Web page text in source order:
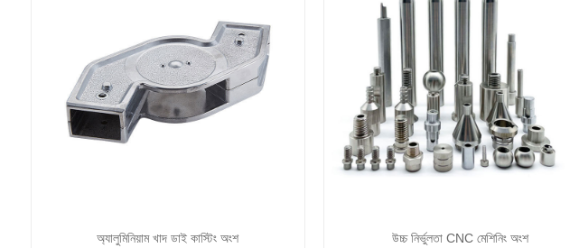
অ্যালুমিনিয়াম খাদ ডাই কাস্টিং অংশ উচ্চ নির্ভুলতা CNC মেশিনিং অংশ